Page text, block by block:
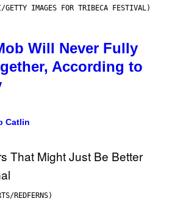
GETTY IMAGES FOR TRIBECA FESTIVAL)
Will Never Fully
According to
Catlin
REDFERNS)